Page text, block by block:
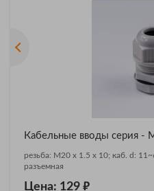
Кабельные вводы серия -
резьба: M20 x 1.5 x 10; каб. d:
разъемная
Цена: 129 ₽